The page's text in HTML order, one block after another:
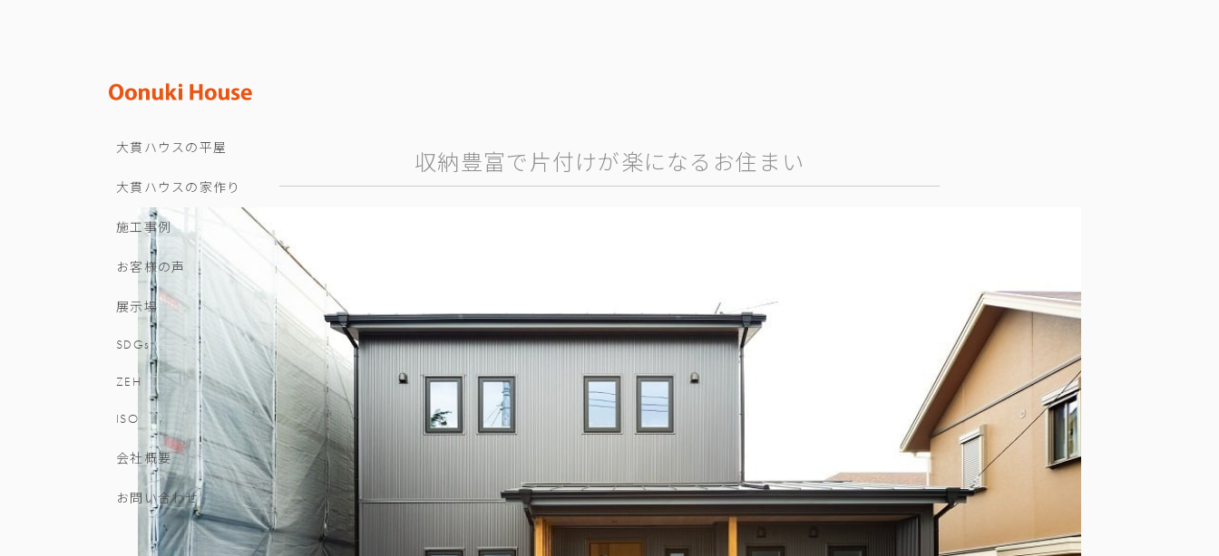
大貫ハウスの平屋
大貫ハウスの家作り
施工事例
お客様の声
展示場
SDGs
ZEH
ISO
会社概要
お問い合わせ
収納豊富で片付けが楽になるお住まい